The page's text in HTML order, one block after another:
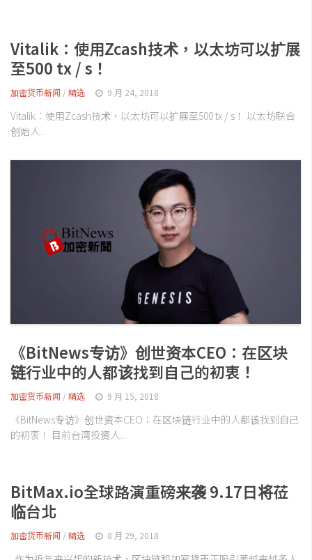
Vitalik：使用Zcash技术，以太坊可以扩展
至500 tx / s！
加密货币新闻 /精选 9 月 24, 2018
Vitalik：使用Zcash技术，以太坊可以扩展至500 tx / s！ 以太坊联合
创始人...
《BitNews专访》创世资本CEO：在区块
链行业中的人都该找到自己的初衷！
加密货币新闻 /精选 9 月 15, 2018
《BitNews专访》创世资本CEO：在区块链行业中的人都该找到自己
的初衷！ 目前台湾投资人...
BitMax.io全球路演重磅来袭 9.17日将莅
临台北
加密货币新闻 /精选 8 月 29, 2018